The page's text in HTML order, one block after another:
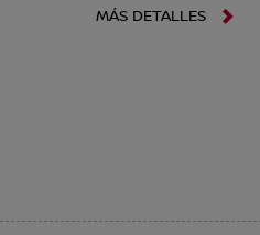
MÁS DETALLES